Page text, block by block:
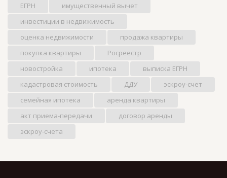
ЕГРН
имущественный вычет
инвестиции в недвижимость
оценка недвижимости
продажа квартиры
покупка квартиры
Росреестр
новостройка
ипотека
выписка ЕГРН
кадастровая стоимость
ДДУ
эскроу-счет
семейная ипотека
аренда квартиры
акт приема-передачи
договор аренды
эскроу-счета